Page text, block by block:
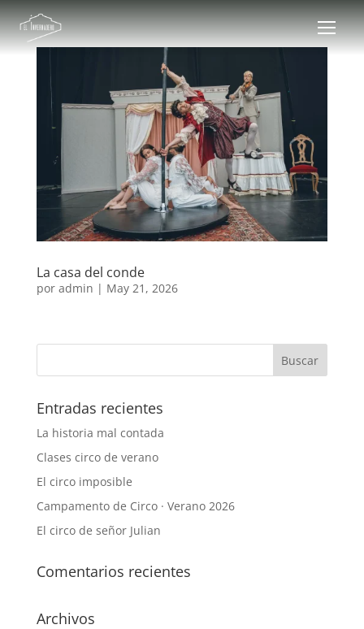
La casa del conde
por admin | May 21, 2026
Entradas recientes
La historia mal contada
Clases circo de verano
El circo imposible
Campamento de Circo · Verano 2026
El circo de señor Julian
Comentarios recientes
Archivos